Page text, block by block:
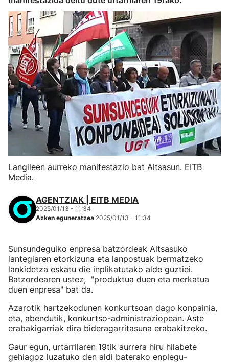
Langileen aurreko manifestazio bat Altsasun. EITB
Media.
AGENTZIAK | EITB MEDIA
2025/01/13 - 11:34
Azken eguneratzea 2025/01/13 - 11:34
Sunsundeguiko enpresa batzordeak Altsasuko
lantegiaren etorkizuna eta lanpostuak bermatzeko
lankidetza eskatu die inplikatutako alde guztiei.
Batzordearen ustez, "produktua duen eta merkatua
duen enpresa" bat da.
Azarotik hartzekodunen konkurtsoan dago konpainia,
eta, abendutik, konkurtso-administraziopean. Aste
erabakigarriak dira bideragarritasuna erabakitzeko.
Gaur egun, urtarrilaren 19tik aurrera hiru hilabete
gehiagoz luzatuko den aldi baterako enplegu-